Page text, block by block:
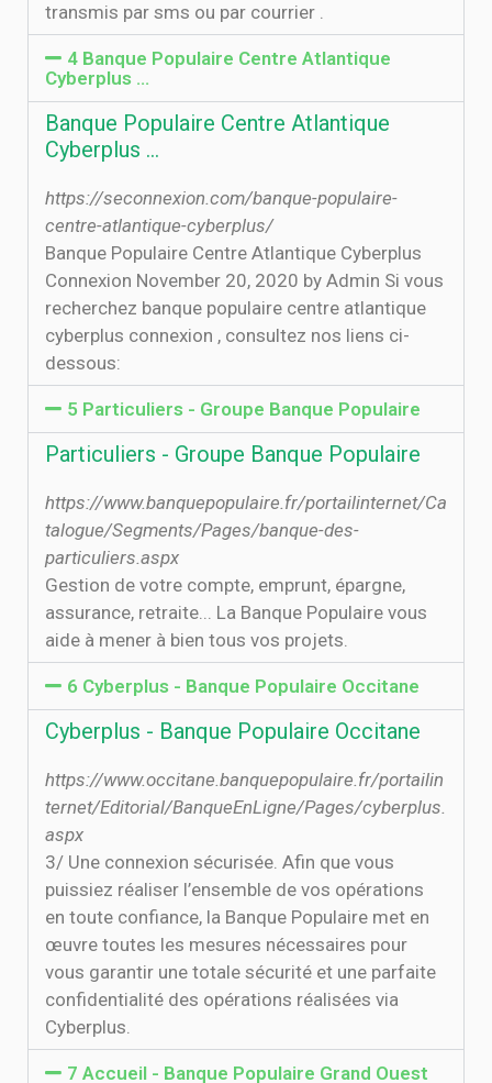
transmis par sms ou par courrier .
4 Banque Populaire Centre Atlantique
Cyberplus …
Banque Populaire Centre Atlantique
Cyberplus …
https://seconnexion.com/banque-populaire-
centre-atlantique-cyberplus/
Banque Populaire Centre Atlantique Cyberplus
Connexion November 20, 2020 by Admin Si vous
recherchez banque populaire centre atlantique
cyberplus connexion , consultez nos liens ci-
dessous:
5 Particuliers - Groupe Banque Populaire
Particuliers - Groupe Banque Populaire
https://www.banquepopulaire.fr/portailinternet/Ca
talogue/Segments/Pages/banque-des-
particuliers.aspx
Gestion de votre compte, emprunt, épargne,
assurance, retraite... La Banque Populaire vous
aide à mener à bien tous vos projets.
6 Cyberplus - Banque Populaire Occitane
Cyberplus - Banque Populaire Occitane
https://www.occitane.banquepopulaire.fr/portailin
ternet/Editorial/BanqueEnLigne/Pages/cyberplus.
aspx
3/ Une connexion sécurisée. Afin que vous
puissiez réaliser l’ensemble de vos opérations
en toute confiance, la Banque Populaire met en
œuvre toutes les mesures nécessaires pour
vous garantir une totale sécurité et une parfaite
confidentialité des opérations réalisées via
Cyberplus.
7 Accueil - Banque Populaire Grand Ouest